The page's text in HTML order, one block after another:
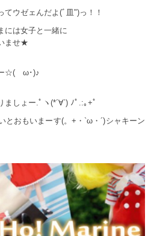
ウゼェんだよ(ﾞ皿")っ！！
には女子と一緒に
ませ★
☆(ゝω･)♪
しょー.ﾟヽ(*´∀`) ﾉﾟ.:｡+ﾟ
とおもいまーす(。+・`ω・´)シャキーン